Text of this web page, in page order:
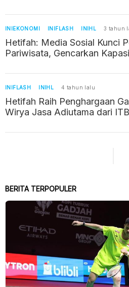
INIEKONOMI INIFLASH INIHL 3 tahun
Hetifah: Media Sosial Kunci
Pariwisata, Gencarkan
INIFLASH INIHL 4 tahun lalu
Hetifah Raih Penghargaan
Wirya Jasa Adiutama dari ITB
BERITA TERPOPULER